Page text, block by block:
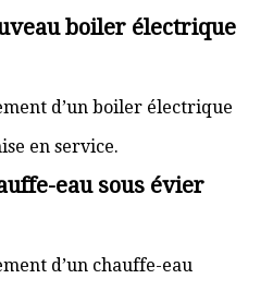
boiler électrique
d’un boiler électrique
en service.
eau sous évier
d’un chauffe-eau